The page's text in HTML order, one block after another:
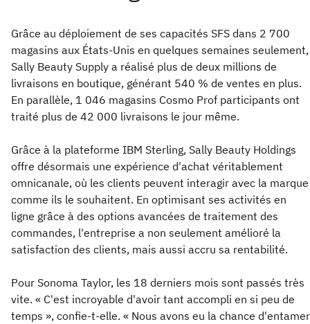
Grâce au déploiement de ses capacités SFS dans 2 700
magasins aux États-Unis en quelques semaines seulement,
Sally Beauty Supply a réalisé plus de deux millions de
livraisons en boutique, générant 540 % de ventes en plus.
En parallèle, 1 046 magasins Cosmo Prof participants ont
traité plus de 42 000 livraisons le jour même.
Grâce à la plateforme IBM Sterling, Sally Beauty Holdings
offre désormais une expérience d'achat véritablement
omnicanale, où les clients peuvent interagir avec la marque
comme ils le souhaitent. En optimisant ses activités en
ligne grâce à des options avancées de traitement des
commandes, l'entreprise a non seulement amélioré la
satisfaction des clients, mais aussi accru sa rentabilité.
Pour Sonoma Taylor, les 18 derniers mois sont passés très
vite. « C'est incroyable d'avoir tant accompli en si peu de
temps », confie-t-elle. « Nous avons eu la chance d'entamer